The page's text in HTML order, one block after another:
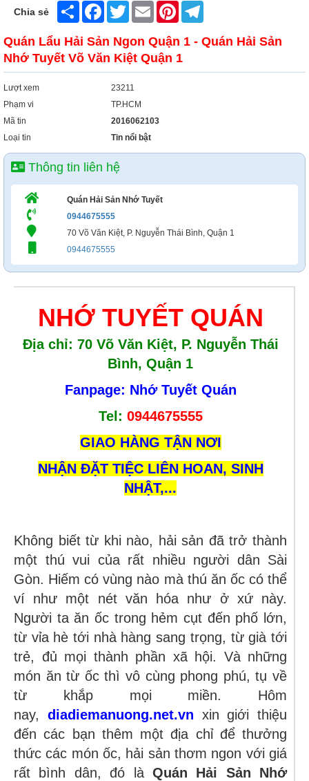
Chia sẻ Share FacebookTwitter Email Pinterest
Quán Lẩu Hải Sản Ngon Quận 1 - Quán Hải Sản
Nhớ Tuyết Võ Văn Kiệt Quận 1
Lượt xem
23211
Phạm vi
TP.HCM
Mã tin
2016062103
Loại tin
Tin nổi bật
Thông tin liên hệ
Quán Hải Sản Nhớ Tuyết
0944675555
70 Võ Văn Kiệt, P. Nguyễn Thái Bình, Quận 1
0944675555
NHỚ TUYẾT QUÁN
Địa chỉ: 70 Võ Văn Kiệt, P. Nguyễn Thái
Bình, Quận 1
Fanpage: Nhớ Tuyết Quán
Tel: 0944675555
GIAO HÀNG TẬN NƠI
NHẬN ĐẶT TIỆC LIÊN HOAN, SINH
NHẬT,...
Không biết từ khi nào, hải sản đã trở thành
một thú vui của rất nhiều người dân Sài
Gòn. Hiếm có vùng nào mà thú ăn ốc có thể
ví như một nét văn hóa như ở xứ này.
Người ta ăn ốc trong hẻm cụt đến phố lớn,
từ vỉa hè tới nhà hàng sang trọng, từ già tới
trẻ, đủ mọi thành phần xã hội. Và những
món ăn từ ốc thì vô cùng phong phú, tụ về
từ khắp mọi miền. Hôm
nay, diadiemanuong.net.vn xin giới thiệu
đến các bạn thêm một địa chỉ để thưởng
thức các món ốc, hải sản thơm ngon với giá
rất bình dân, đó là Quán Hải Sản Nhớ